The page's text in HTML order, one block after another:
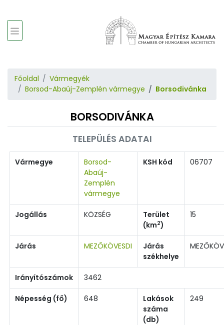
Főoldal
Vármegyék
Borsod-Abaúj-Zemplén vármegye
Borsodivánka
BORSODIVÁNKA
TELEPÜLÉS ADATAI
Vármegye
Borsod-
Abaúj-
Zemplén
vármegye
KSH kód 06707
Jogállás KÖZSÉG
Terület
(km2)
15
Járás MEZŐKÖVESDI
Járás
székhelye
Irányítószámok 3462
Népesség (fő) 648
Lakások
száma
(db)
249